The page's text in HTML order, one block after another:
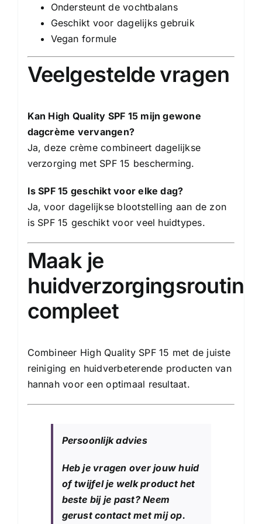
Ondersteunt de vochtbalans
Geschikt voor dagelijks gebruik
Vegan formule
Veelgestelde vragen
Kan High Quality SPF 15 mijn gewone
dagcrème vervangen?
Ja, deze crème combineert dagelijkse
verzorging met SPF 15 bescherming.
Is SPF 15 geschikt voor elke dag?
Ja, voor dagelijkse blootstelling aan de zon
is SPF 15 geschikt voor veel huidtypes.
Maak je
huidverzorgingsroutine
compleet
Combineer High Quality SPF 15 met de juiste
reiniging en huidverbeterende producten van
hannah voor een optimaal resultaat.
Persoonlijk advies
Heb je vragen over jouw huid
of twijfel je welk product het
beste bij je past? Neem
gerust contact met mij op.